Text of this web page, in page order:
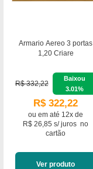
Armario Aereo 3 portas
1,20 Criare
R$ 332,22
Baixou
3.01%
R$ 322,22
ou em até 12x de
R$ 26,85 s/ juros no
cartão
Ver produto